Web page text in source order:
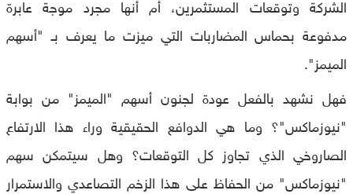
الشركة وتوقعات المستثمرين، أم أنها مجرد موجة عابرة
مدفوعة بحماس المضاربات التي ميزت ما يعرف بـ "أسهم
الميمز".
فهل نشهد بالفعل عودة لجنون أسهم "الميمز" من بوابة
"نيوزماكس"؟ وما هي الدوافع الحقيقية وراء هذا الارتفاع
الصاروخي الذي تجاوز كل التوقعات؟ وهل سيتمكن سهم
"نيوزماكس" من الحفاظ على هذا الزخم التصاعدي والاستمرار